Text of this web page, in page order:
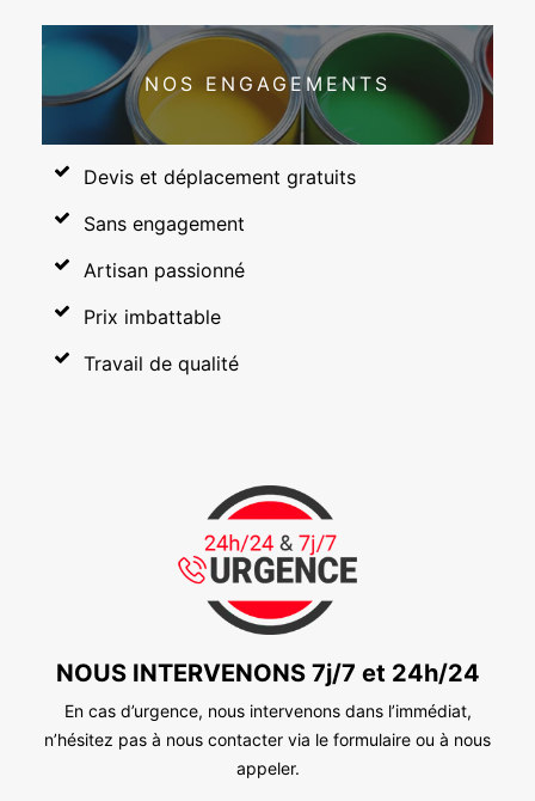
NOS ENGAGEMENTS
Devis et déplacement gratuits
Sans engagement
Artisan passionné
Prix imbattable
Travail de qualité
NOUS INTERVENONS 7j/7 et 24h/24
En cas d’urgence, nous intervenons dans l’immédiat,
n’hésitez pas à nous contacter via le formulaire ou à nous
appeler.